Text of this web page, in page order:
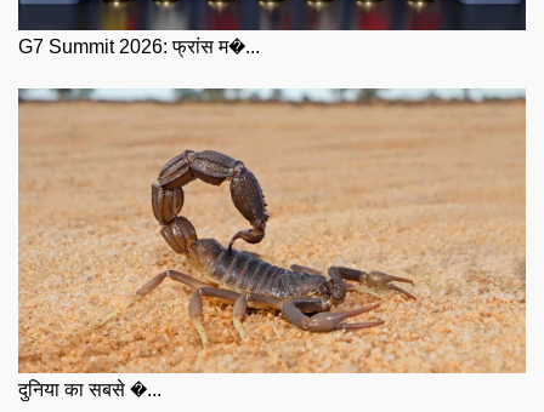
G7 Summit 2026: फ्रांस म�...
दुनिया का सबसे �...